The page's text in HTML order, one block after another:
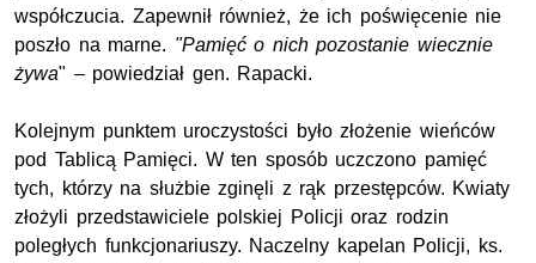
współczucia. Zapewnił również, że ich poświęcenie nie
poszło na marne. "Pamięć o nich pozostanie wiecznie
żywa" – powiedział gen. Rapacki.
Kolejnym punktem uroczystości było złożenie wieńców
pod Tablicą Pamięci. W ten sposób uczczono pamięć
tych, którzy na służbie zginęli z rąk przestępców. Kwiaty
złożyli przedstawiciele polskiej Policji oraz rodzin
poległych funkcjonariuszy. Naczelny kapelan Policji, ks.